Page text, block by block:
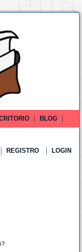
BLOG
REGISTRO LOGIN
?